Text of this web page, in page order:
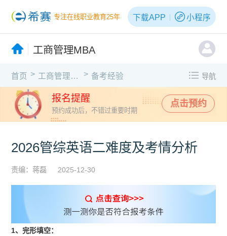
专注在线职业教育25年 下载APP 小程序
工商管理MBA
首页 > 工商管理MBA > 备考经验 导航
报名提醒
预约成功后，不错过重要时期
点击预约
2026管综英语二难度及考情分析
责编：蒋磊 2025-12-30
1、完形填空：